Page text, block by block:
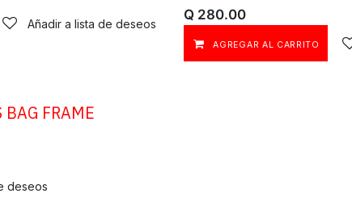
Añadir a lista de deseos
Q 280.00
AGREGAR AL CARRITO
BAG FRAME
deseos